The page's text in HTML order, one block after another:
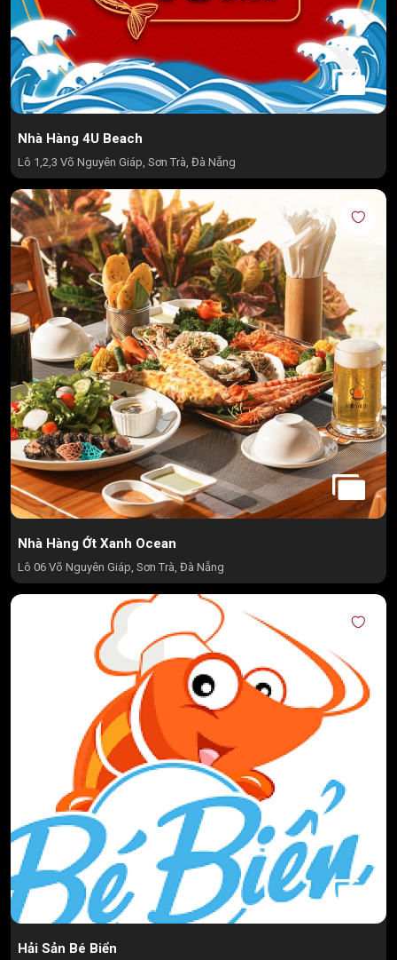
Nhà Hàng 4U Beach
Lô 1,2,3 Võ Nguyên Giáp, Sơn Trà, Đà Nẵng
Nhà Hàng Ớt Xanh Ocean
Lô 06 Võ Nguyên Giáp, Sơn Trà, Đà Nẵng
Hải Sản Bé Biển